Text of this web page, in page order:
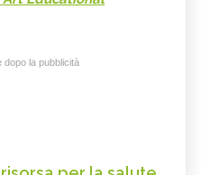
dopo la pubblicità